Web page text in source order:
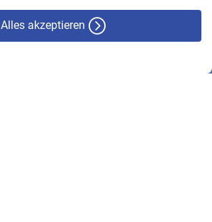
Alles akzeptieren